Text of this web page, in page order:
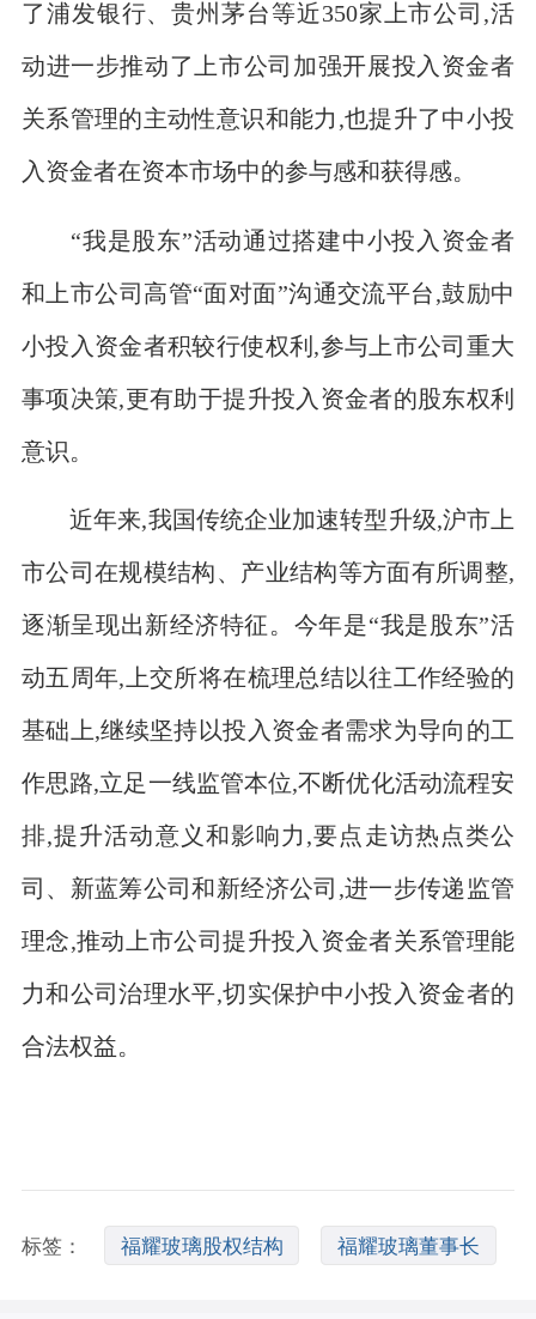
了浦发银行、贵州茅台等近350家上市公司,活
动进一步推动了上市公司加强开展投入资金者
关系管理的主动性意识和能力,也提升了中小投
入资金者在资本市场中的参与感和获得感。
“我是股东”活动通过搭建中小投入资金者
和上市公司高管“面对面”沟通交流平台,鼓励中
小投入资金者积较行使权利,参与上市公司重大
事项决策,更有助于提升投入资金者的股东权利
意识。
近年来,我国传统企业加速转型升级,沪市上
市公司在规模结构、产业结构等方面有所调整,
逐渐呈现出新经济特征。今年是“我是股东”活
动五周年,上交所将在梳理总结以往工作经验的
基础上,继续坚持以投入资金者需求为导向的工
作思路,立足一线监管本位,不断优化活动流程安
排,提升活动意义和影响力,要点走访热点类公
司、新蓝筹公司和新经济公司,进一步传递监管
理念,推动上市公司提升投入资金者关系管理能
力和公司治理水平,切实保护中小投入资金者的
合法权益。
标签： 福耀玻璃股权结构 福耀玻璃董事长